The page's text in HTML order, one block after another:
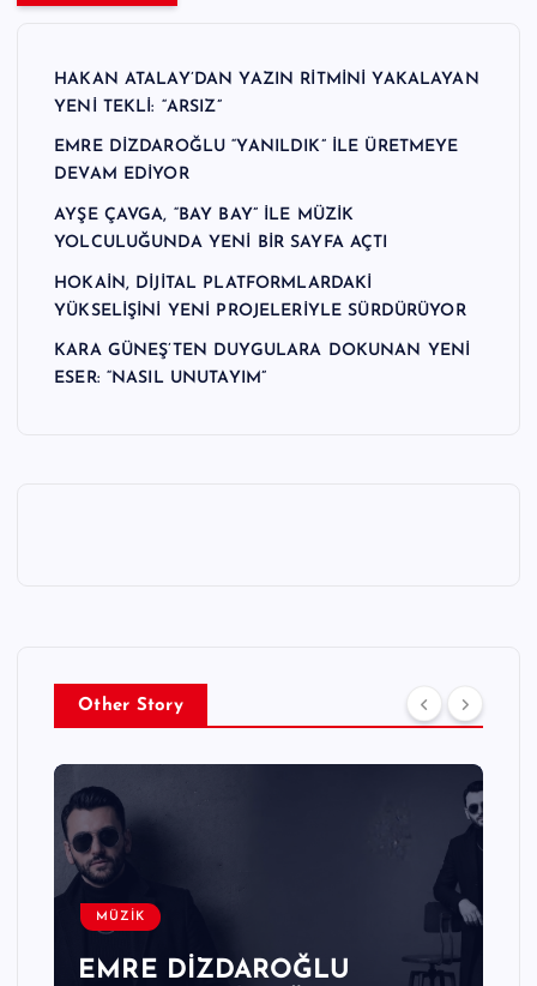
HAKAN ATALAY’DAN YAZIN RİTMİNİ YAKALAYAN
YENİ TEKLİ: “ARSIZ”
EMRE DİZDAROĞLU “YANILDIK” İLE ÜRETMEYE
DEVAM EDİYOR
AYŞE ÇAVGA, “BAY BAY” İLE MÜZİK
YOLCULUĞUNDA YENİ BİR SAYFA AÇTI
HOKAİN, DİJİTAL PLATFORMLARDAKİ
YÜKSELİŞİNİ YENİ PROJELERİYLE SÜRDÜRÜYOR
KARA GÜNEŞ’TEN DUYGULARA DOKUNAN YENİ
ESER: “NASIL UNUTAYIM”
Other Story
MÜZİK
EMRE DİZDAROĞLU